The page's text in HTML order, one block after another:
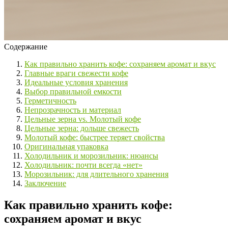
Содержание
Как правильно хранить кофе: сохраняем аромат и вкус
Главные враги свежести кофе
Идеальные условия хранения
Выбор правильной емкости
Герметичность
Непрозрачность и материал
Цельные зерна vs. Молотый кофе
Цельные зерна: дольше свежесть
Молотый кофе: быстрее теряет свойства
Оригинальная упаковка
Холодильник и морозильник: нюансы
Холодильник: почти всегда «нет»
Морозильник: для длительного хранения
Заключение
Как правильно хранить кофе:
сохраняем аромат и вкус